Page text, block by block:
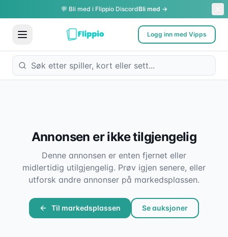
💬 Bli med i Flippio DiscordBli med →
Logg inn med Vipps
Annonsen er ikke tilgjengelig
Denne annonsen er enten fjernet eller
midlertidig utilgjengelig. Prøv igjen senere, eller
utforsk andre annonser på markedsplassen.
Til markedsplassen Se auksjoner